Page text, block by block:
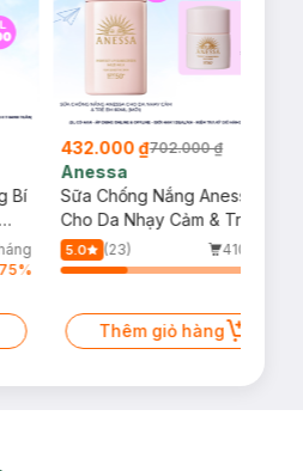
Bí
%
432.000 ₫702.000 ₫
Anessa
Sữa Chống Nắng Anessa
Cho Da Nhạy Cảm & Trẻ Em
60ml (Mới)
5.0 (23)
410/tháng
Thêm giỏ hàng